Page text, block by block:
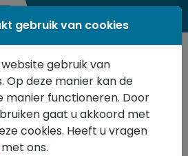
0183 62 4970
gebruik van cookies
gebruik van
Op deze manier kan de
manier functioneren. Door
gaat u akkoord met
cookies. Heeft u vragen
met ons.